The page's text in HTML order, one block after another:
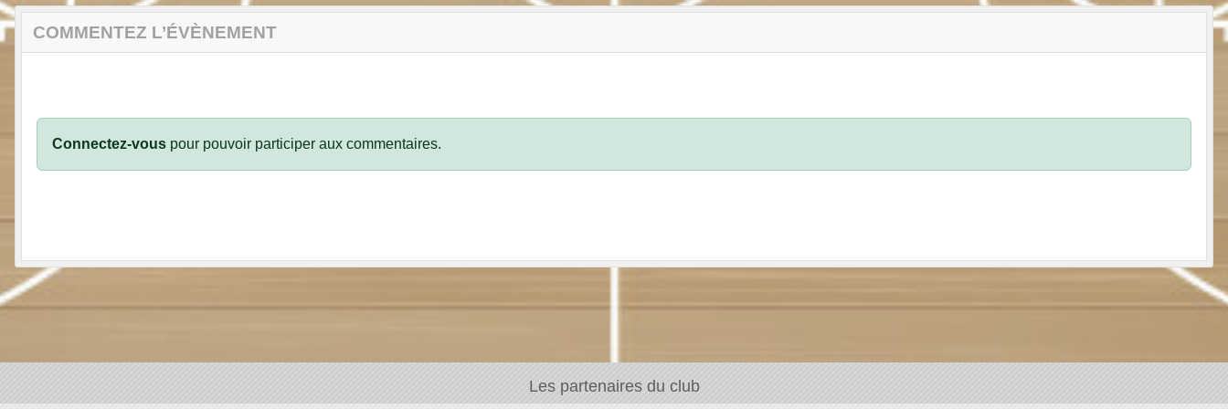
COMMENTEZ L’ÉVÈNEMENT
Connectez-vous pour pouvoir participer aux commentaires.
Les partenaires du club